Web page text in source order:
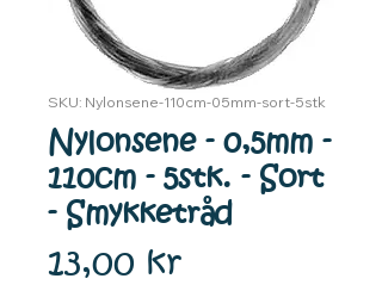
SKU: Nylonsene-110cm-05mm-sort-5stk
Nylonsene - 0,5mm -
110cm - 5stk. - Sort
- Smykketråd
13,00 krPris